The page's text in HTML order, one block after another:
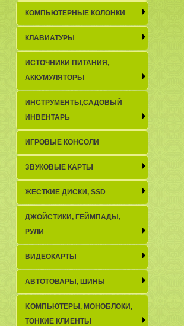
КОМПЬЮТЕРНЫЕ КОЛОНКИ
КЛАВИАТУРЫ
ИСТОЧНИКИ ПИТАНИЯ,
АККУМУЛЯТОРЫ
ИНСТРУМЕНТЫ,САДОВЫЙ
ИНВЕНТАРЬ
ИГРОВЫЕ КОНСОЛИ
ЗВУКОВЫЕ КАРТЫ
ЖЕСТКИЕ ДИСКИ, SSD
ДЖОЙСТИКИ, ГЕЙМПАДЫ,
РУЛИ
ВИДЕОКАРТЫ
АВТОТОВАРЫ, ШИНЫ
KОМПЬЮТЕРЫ, МОНОБЛОКИ,
ТОНКИЕ КЛИЕНТЫ